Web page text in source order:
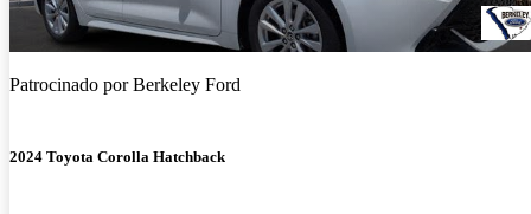
Patrocinado porBerkeley Ford
2024 Toyota Corolla Hatchback